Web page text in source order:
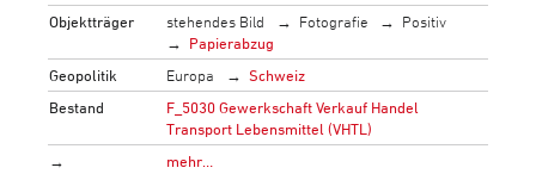
Objektträger
stehendes Bild Fotografie
Positiv
Papierabzug
Geopolitik
Europa
Schweiz
Bestand
F_5030 Gewerkschaft Verkauf Handel
Transport Lebensmittel (VHTL)
→
mehr…